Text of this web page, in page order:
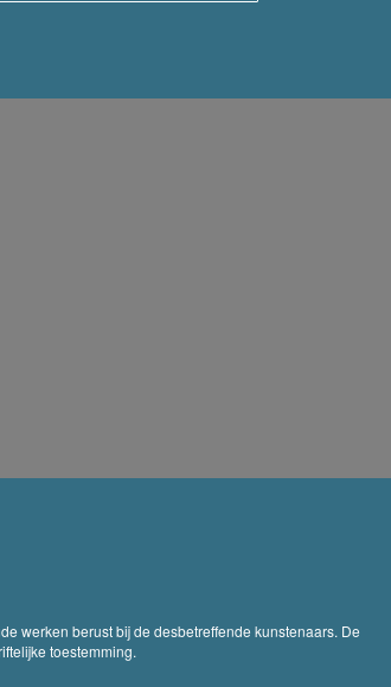
werken berust bij de desbetreffende kunstenaars. De
toestemming.